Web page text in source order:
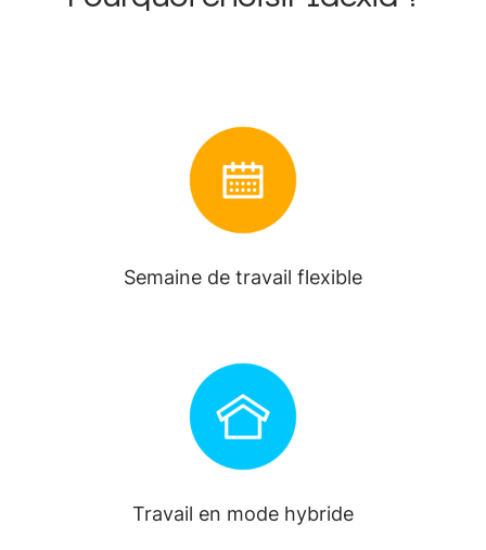
Semaine de travail flexible
Travail en mode hybride